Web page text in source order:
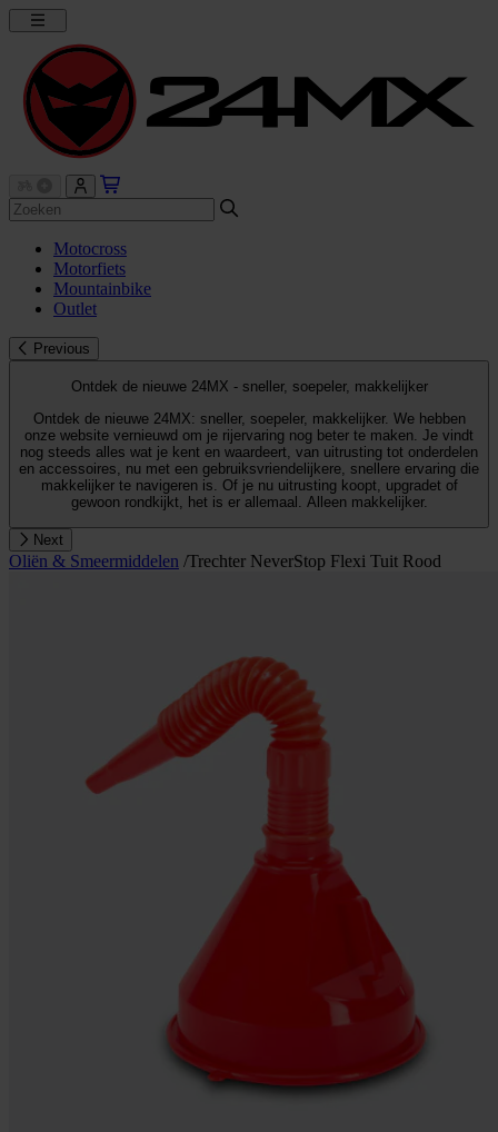
Motocross
Motorfiets
Mountainbike
Outlet
Previous
Ontdek de nieuwe 24MX - sneller, soepeler, makkelijker
Ontdek de nieuwe 24MX: sneller, soepeler, makkelijker. We hebben
onze website vernieuwd om je rijervaring nog beter te maken. Je vindt
nog steeds alles wat je kent en waardeert, van uitrusting tot onderdelen
en accessoires, nu met een gebruiksvriendelijkere, snellere ervaring die
makkelijker te navigeren is. Of je nu uitrusting koopt, upgradet of
gewoon rondkijkt, het is er allemaal. Alleen makkelijker.
Next
Oliën & Smeermiddelen /Trechter NeverStop Flexi Tuit Rood